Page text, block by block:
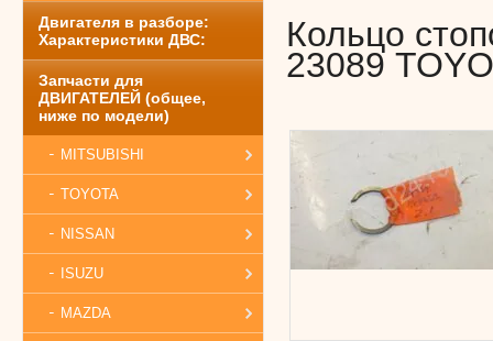
Двигателя в разборе:
Характеристики ДВС:
Запчасти для
ДВИГАТЕЛЕЙ (общее,
ниже по модели)
MITSUBISHI
TOYOTA
NISSAN
ISUZU
MAZDA
Кольцо
23089